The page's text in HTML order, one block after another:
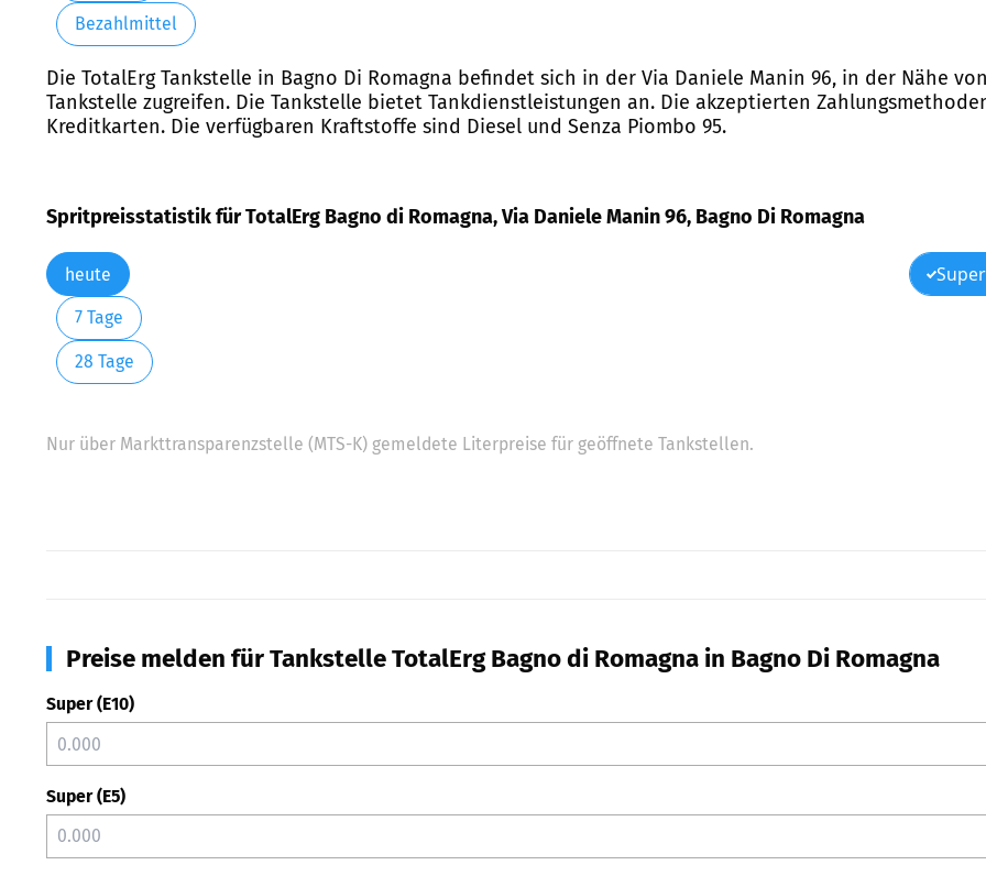
Bezahlmittel
Die TotalErg Tankstelle in Bagno Di Romagna befindet sich in der Via Daniele Manin 96, in der Nähe
Tankstelle zugreifen. Die Tankstelle bietet Tankdienstleistungen an. Die akzeptierten
Kreditkarten. Die verfügbaren Kraftstoffe sind Diesel und Senza Piombo 95.
Spritpreisstatistik für TotalErg Bagno di Romagna, Via Daniele Manin 96, Bagno Di Romagna
heute
7 Tage
28 Tage
Nur über Markttransparenzstelle (MTS-K) gemeldete Literpreise für geöffnete Tankstellen.
Preise melden für Tankstelle TotalErg Bagno di Romagna in Bagno Di Romagna
Super (E10)
Super (E5)